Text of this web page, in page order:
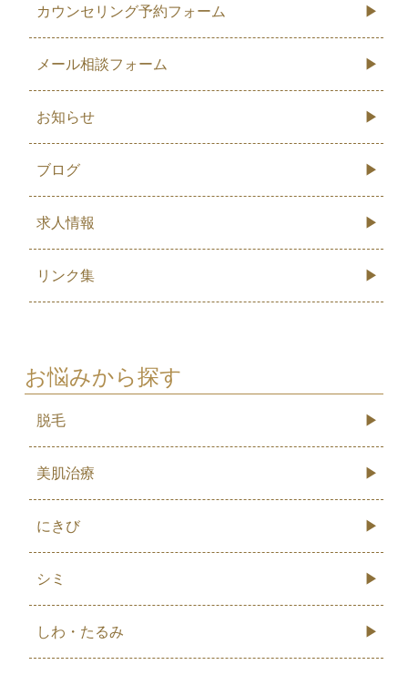
カウンセリング予約フォーム
メール相談フォーム
お知らせ
ブログ
求人情報
リンク集
お悩みから探す
脱毛
美肌治療
にきび
シミ
しわ・たるみ